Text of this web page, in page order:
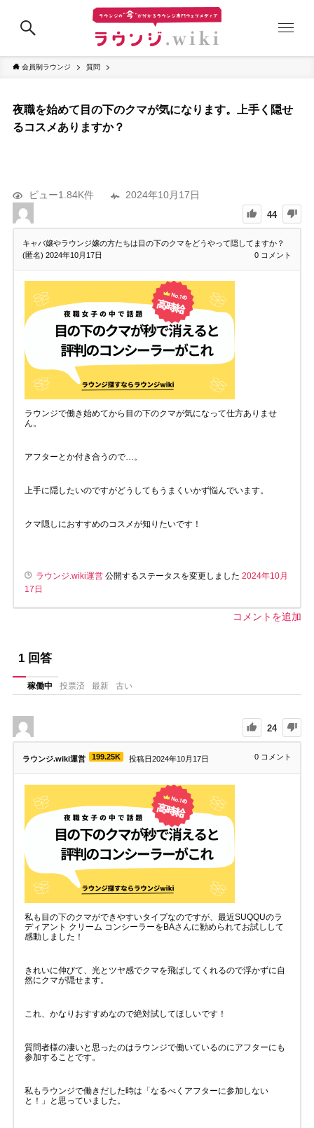
会員制ラウンジ 質問
夜職を始めて目の下のクマが気になります。上手く隠せ
るコスメありますか？
ビュー1.84K件 2024年10月17日
44
キャバ嬢やラウンジ嬢の方たちは目の下のクマをどうやって隠してますか？
(匿名) 2024年10月17日 0 コメント
ラウンジで働き始めてから目の下のクマが気になって仕方ありませ
ん。
アフターとか付き合うので…。
上手に隠したいのですがどうしてもうまくいかず悩んでいます。
クマ隠しにおすすめのコスメが知りたいです！
ラウンジ.wiki運営公開するステータスを変更しました 2024年10月
17日
コメントを追加
1 回答
稼働中 投票済 最新 古い
24
ラウンジ.wiki運営 199.25K 投稿日2024年10月17日 0 コメント
私も目の下のクマができやすいタイプなのですが、最近SUQQUのラ
ディアント クリーム コンシーラーをBAさんに勧められてお試しして
感動しました！
きれいに伸びて、光とツヤ感でクマを飛ばしてくれるので浮かずに自
然にクマが隠せます。
これ、かなりおすすめなので絶対試してほしいです！
質問者様の凄いと思ったのはラウンジで働いているのにアフターにも
参加することです。
私もラウンジで働きだした時は「なるべくアフターに参加しない
と！」と思っていました。